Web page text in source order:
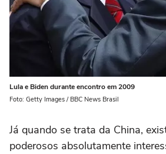
Lula e Biden durante encontro em 2009
Foto: Getty Images / BBC News Brasil
Já quando se trata da China,
poderosos absolutamente